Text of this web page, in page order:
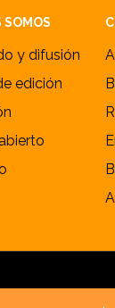
SOMOS
y difusión
edición